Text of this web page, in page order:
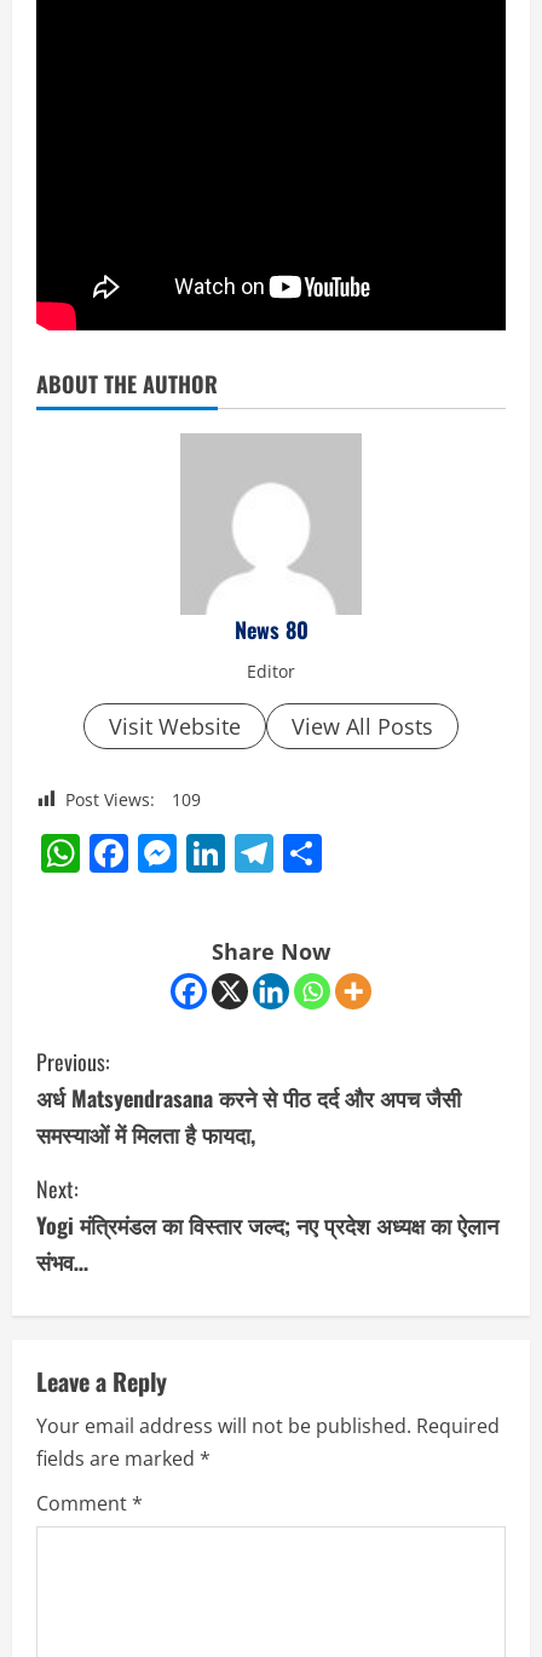
ABOUT THE AUTHOR
News 80
Editor
Visit Website View All Posts
Post Views: 109
WhatsApp
Facebook
Messenger
LinkedIn
Telegram
Share Now
C
o
n
t
i
n
e
R
e
Previous:
अर्ध Matsyendrasana करने से पीठ दर्द और अपच जैसी
समस्याओं में मिलता है फायदा,
Next:
Yogi मंत्रिमंडल का विस्तार जल्द; नए प्रदेश अध्यक्ष का ऐलान
संभव…
Leave a Reply
Your email address will not be published. Required
fields are marked *
Comment*